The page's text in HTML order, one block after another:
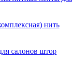
нить
салонов штор